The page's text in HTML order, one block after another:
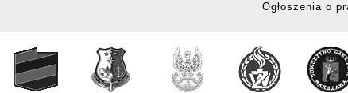
Ogłoszenia o